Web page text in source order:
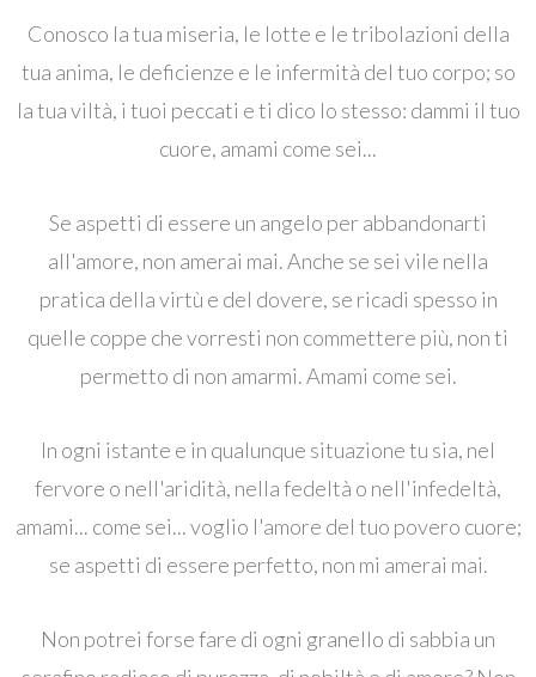
Conosco la tua miseria, le lotte e le tribolazioni della
tua anima, le deficienze e le infermità del tuo corpo; so
la tua viltà, i tuoi peccati e ti dico lo stesso: dammi il tuo
cuore, amami come sei...
Se aspetti di essere un angelo per abbandonarti
all'amore, non amerai mai. Anche se sei vile nella
pratica della virtù e del dovere, se ricadi spesso in
quelle coppe che vorresti non commettere più, non ti
permetto di non amarmi. Amami come sei.
In ogni istante e in qualunque situazione tu sia, nel
fervore o nell'aridità, nella fedeltà o nell'infedeltà,
amami... come sei... voglio l'amore del tuo povero cuore;
se aspetti di essere perfetto, non mi amerai mai.
Non potrei forse fare di ogni granello di sabbia un